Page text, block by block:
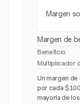
Margen
Margen de
Beneficio
Multiplicador
Un margen
por cada
mayoría de